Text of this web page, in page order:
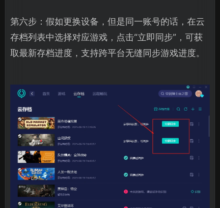
第六步：假如更换设备，但是同一账号的话，在云
存档列表中选择对应游戏，点击“立即同步”，可获
取最新存档进度，支持跨平台无缝同步游戏进度。